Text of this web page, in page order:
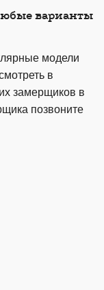
варианты
модели
в
замерщиков в
позвоните